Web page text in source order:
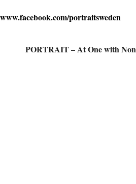
www.facebook.com/portraitsweden
PORTRAIT – At One with